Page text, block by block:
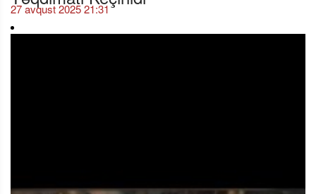
27 avqust 2025 21:31